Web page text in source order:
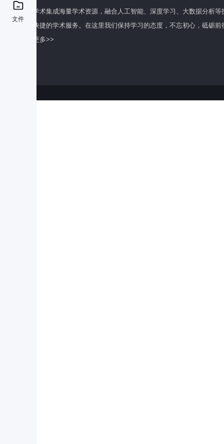
文件
百度学术集成海量学术资源，融合人工智能、深度学习、大数据分析
全面快捷的学术服务。在这里我们保持学习的态度，不忘初心，砥砺前
了解更多>>